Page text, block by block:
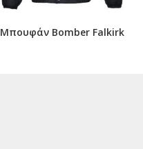
Μπουφάν Bomber Falkirk